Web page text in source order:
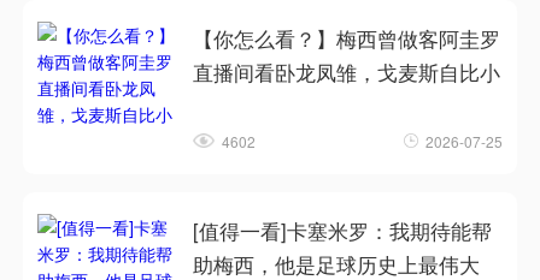
【你怎么看？】梅西曾做客阿圭罗
直播间看卧龙凤雏，戈麦斯自比小
4602 2026-07-25
[值得一看]卡塞米罗：我期待能帮
助梅西，他是足球历史上最伟大